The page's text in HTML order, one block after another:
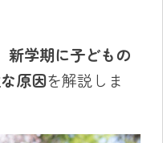
新学期に子どもの
原因を解説しま